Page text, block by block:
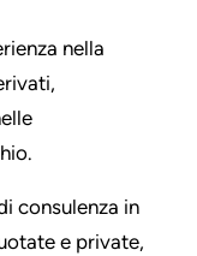
nella
consulenza in
e private,